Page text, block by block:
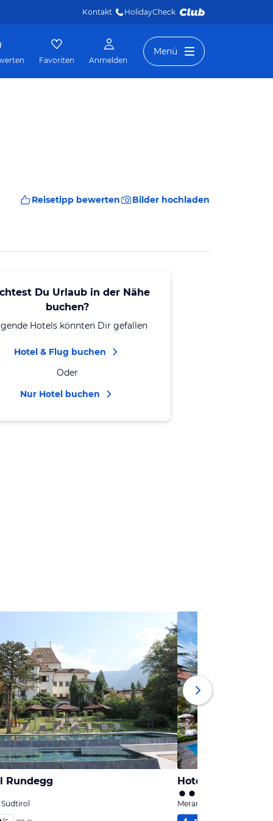
Kontakt HolidayCheck
Favoriten Anmelden
Menü
Reisetipp bewerten Bilder hochladen
Du Urlaub in der Nähe
buchen?
Hotels könnten Dir gefallen
Hotel & Flug buchen
Oder
Nur Hotel buchen
Rundegg Hotel Aster
Merano / Meran, Südtirol